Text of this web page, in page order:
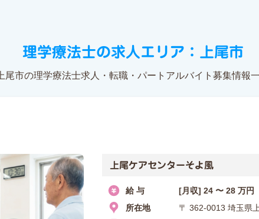
理学療法士の求人エリア：上尾市
上尾市の理学療法士求人・転職・パートアルバイト募集情報
上尾ケアセンターそよ風
給 与
[月収] 24 〜 28 万円
所在地
〒 362-0013 埼玉県